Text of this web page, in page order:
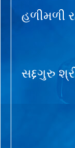
હળીમળી
સદ્દગુરુ